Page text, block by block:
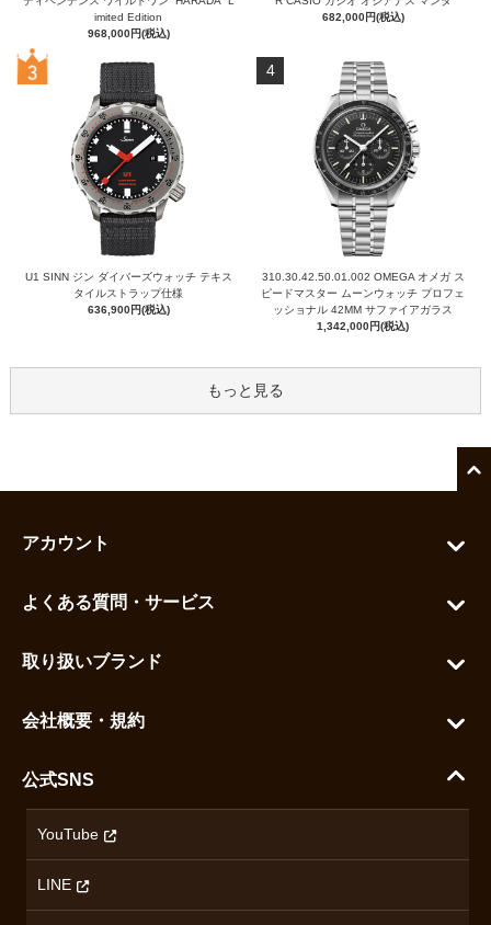
imited Edition
968,000円(税込)
682,000円(税込)
U1 SINN ジン ダイバーズウォッチ テキス
タイルストラップ仕様
636,900円(税込)
4
310.30.42.50.01.002 OMEGA オメガ ス
ピードマスター ムーンウォッチ プロフェ
ッショナル 42MM サファイアガラス
1,342,000円(税込)
もっと見る
アカウント
お気に入りを見る
よくある質問・サービス
ご利用ガイド
配送・送料について
ハラダの保証とアフターサービス
取り扱いブランド
セイコー
カシオ
オリエントスター
会社概要・規約
沿革
特定商取引法に基づく表記
公式SNS
YouTube
LINE